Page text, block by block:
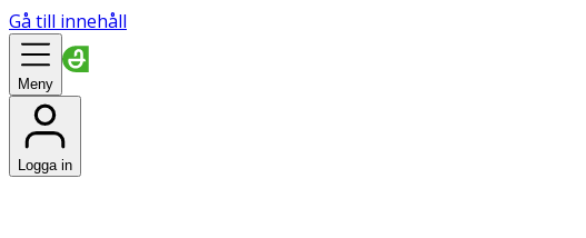
Gå till innehåll
Meny
Logga in